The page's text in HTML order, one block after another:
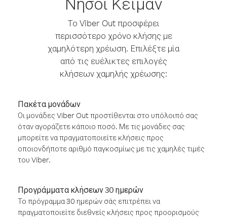
Το Viber Out προσφέρει
περισσότερο χρόνο κλήσης με
χαμηλότερη χρέωση. Επιλέξτε μία
από τις ευέλικτες επιλογές
κλήσεων χαμηλής χρέωσης:
Πακέτα μονάδων
Οι μονάδες Viber Out προστίθενται στο υπόλοιπό σας
όταν αγοράζετε κάποιο ποσό. Με τις μονάδες σας
μπορείτε να πραγματοποιείτε κλήσεις προς
οποιονδήποτε αριθμό παγκοσμίως με τις χαμηλές τιμές
του Viber.
Προγράμματα κλήσεων 30 ημερών
Το πρόγραμμα 30 ημερών σάς επιτρέπει να
πραγματοποιείτε διεθνείς κλήσεις προς προορισμούς